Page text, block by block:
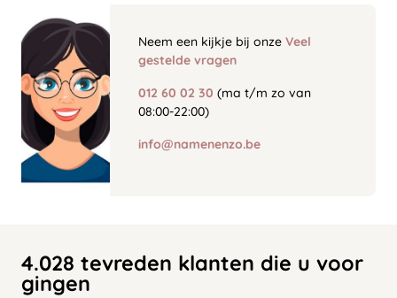
Neem een kijkje bij onze Veel
gestelde vragen
012 60 02 30 (ma t/m zo van
08:00-22:00)
info@namenenzo.be
4.028 tevreden klanten die u voor
gingen